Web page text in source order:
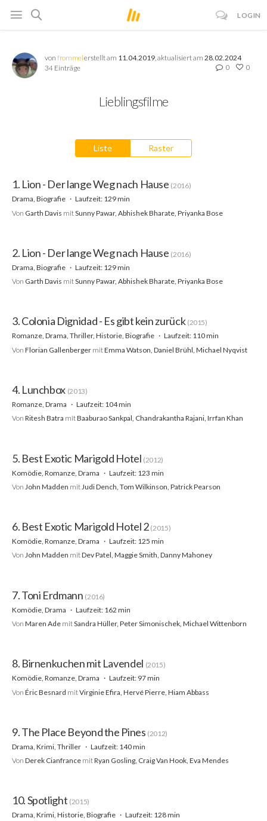
LOGIN
von frommelerstellt am 11.04.2019 , aktualisiert am28.02.2024
34 Einträge
0 0
Lieblingsfilme
Liste Raster
1. Lion - Der lange Weg nach Hause (2016)
Drama, Biografie
Laufzeit: 129 min
Von Garth Davis mitSunny Pawar, Abhishek Bharate, Priyanka Bose
2. Lion - Der lange Weg nach Hause (2016)
Drama, Biografie
Laufzeit: 129 min
Von Garth Davis mitSunny Pawar, Abhishek Bharate, Priyanka Bose
3. Colonia Dignidad - Es gibt kein zurück (2015)
Romanze, Drama, Thriller, Historie, Biografie
Laufzeit: 110 min
Von Florian Gallenberger mitEmma Watson, Daniel Brühl, Michael Nyqvist
4. Lunchbox (2013)
Romanze, Drama
Laufzeit: 104 min
Von Ritesh Batra mitBaaburao Sankpal, Chandrakantha Rajani, Irrfan Khan
5. Best Exotic Marigold Hotel (2012)
Komödie, Romanze, Drama
Laufzeit: 123 min
Von John Madden mit Judi Dench, Tom Wilkinson, Patrick Pearson
6. Best Exotic Marigold Hotel 2 (2015)
Komödie, Romanze, Drama
Laufzeit: 125 min
Von John Madden mitDev Patel, Maggie Smith, Danny Mahoney
7. Toni Erdmann (2016)
Komödie, Drama
Laufzeit: 162 min
Von Maren Ade mitSandra Hüller, Peter Simonischek, Michael Wittenborn
8. Birnenkuchen mit Lavendel (2015)
Komödie, Romanze, Drama
Laufzeit: 97 min
Von Éric Besnard mitVirginie Efira, Hervé Pierre, Hiam Abbass
9. The Place Beyond the Pines (2012)
Drama, Krimi, Thriller
Laufzeit: 140 min
Von Derek Cianfrance mitRyan Gosling, Craig Van Hook, Eva Mendes
10. Spotlight (2015)
Drama, Krimi, Historie, Biografie
Laufzeit: 128 min